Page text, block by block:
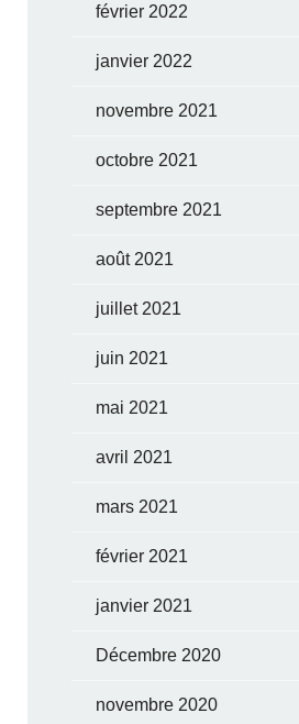
février 2022
janvier 2022
novembre 2021
octobre 2021
septembre 2021
août 2021
juillet 2021
juin 2021
mai 2021
avril 2021
mars 2021
février 2021
janvier 2021
Décembre 2020
novembre 2020